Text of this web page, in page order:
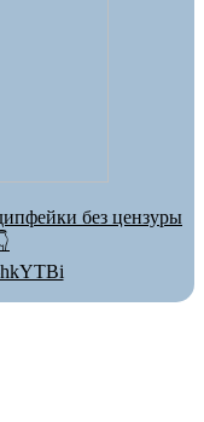
без цензуры
hkYTBi